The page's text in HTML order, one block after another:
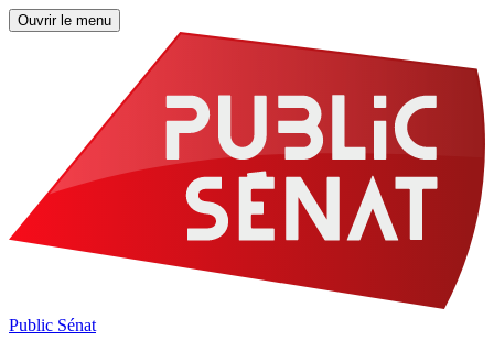
Ouvrir le menu
Public Sénat